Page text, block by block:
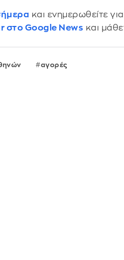
και ενημερωθείτε
στο Google News και
αγορές